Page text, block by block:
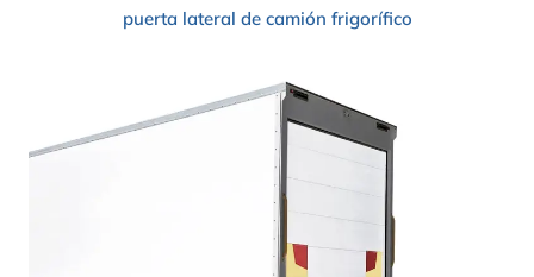
puerta lateral de camión frigorífico